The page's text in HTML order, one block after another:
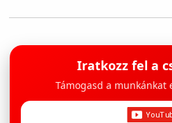
Iratkozz fel a
Támogasd a munkánkat